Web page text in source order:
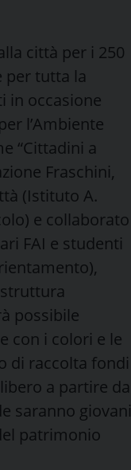
città per i 250
per tutta la
in occasione
l’Ambiente
“Cittadini a
Fraschini,
(Istituto A.
e collaborato
FAI e studenti
possibile
con i colori e le
di raccolta fondi
a partire da
saranno giovani
patrimonio